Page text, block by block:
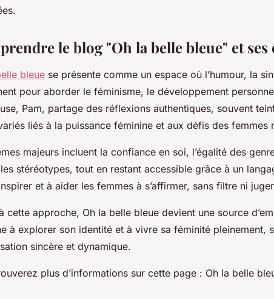
le blog "Oh la belle bleue" et
bleue se présente comme un espace où l’humour, la
pour aborder le féminisme, le développement
Pam, partage des réflexions authentiques, souvent
liés à la puissance féminine et aux défis des femmes
majeurs incluent la confiance en soi, l’égalité des
stéréotypes, tout en restant accessible grâce à un
et à aider les femmes à s’affirmer, sans filtre ni
cette approche, Oh la belle bleue devient une source
à explorer son identité et à vivre sa féminité pleinement,
sincère et dynamique.
plus d’informations sur cette page : Oh la belle